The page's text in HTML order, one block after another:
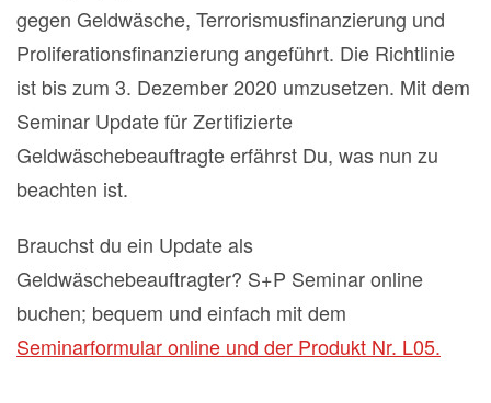
gegen Geldwäsche, Terrorismusfinanzierung und
Proliferationsfinanzierung angeführt. Die Richtlinie
ist bis zum 3. Dezember 2020 umzusetzen. Mit dem
Seminar Update für Zertifizierte
Geldwäschebeauftragte erfährst Du, was nun zu
beachten ist.
Brauchst du ein Update als
Geldwäschebeauftragter? S+P Seminar online
buchen; bequem und einfach mit dem
Seminarformular online und der Produkt Nr. L05.